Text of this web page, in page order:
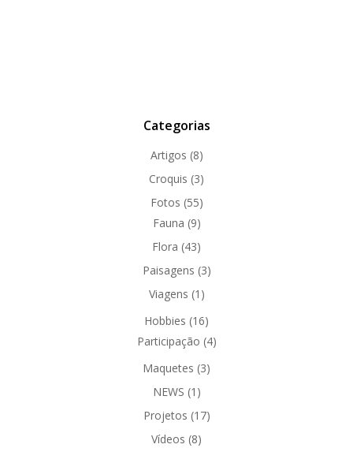
Categorias
Artigos (8)
Croquis (3)
Fotos (55)
Fauna (9)
Flora (43)
Paisagens (3)
Viagens (1)
Hobbies (16)
Participação (4)
Maquetes (3)
NEWS (1)
Projetos (17)
Vídeos (8)